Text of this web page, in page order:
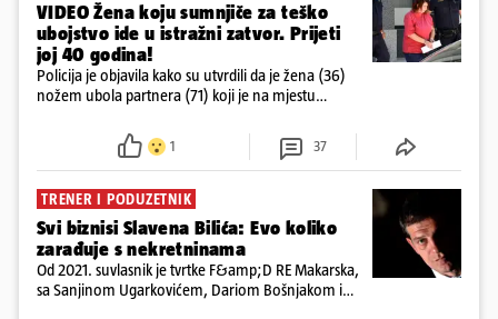
VIDEO Žena koju sumnjiče za teško
ubojstvo ide u istražni zatvor. Prijeti
joj 40 godina!
Policija je objavila kako su utvrdili da je žena (36)
nožem ubola partnera (71) koji je na mjestu
ispitali i poslali u istražni zatvor
1 37
TRENER I PODUZETNIK
Svi biznisi Slavena Bilića: Evo koliko
zarađuje s nekretninama
Od 2021. suvlasnik je tvrtke F&amp;D RE Makarska,
sa Sanjinom Ugarkovićem, Dariom Bošnjakom i